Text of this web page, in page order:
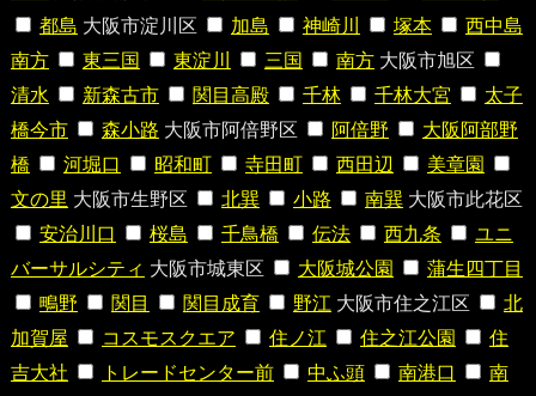
都島 大阪市淀川区 加島 神崎川 塚本
西中島
南方
東三国 東淀川 三国 南方 大阪市旭区
清水
新森古市 関目高殿 千林 千林大宮
太子
橋今市
森小路 大阪市阿倍野区 阿倍野
大阪阿部野
橋
河堀口 昭和町 寺田町 西田辺
美章園
文の里 大阪市生野区 北巽 小路 南巽 大阪市此花区
安治川口
桜島 千鳥橋 伝法 西九条
ユニ
バーサルシティ 大阪市城東区 大阪城公園
蒲生四丁目
鴫野
関目 関目成育 野江 大阪市住之江区
北
加賀屋
コスモスクエア 住ノ江 住之江公園
住
吉大社
トレードセンター前 中ふ頭 南港口
南